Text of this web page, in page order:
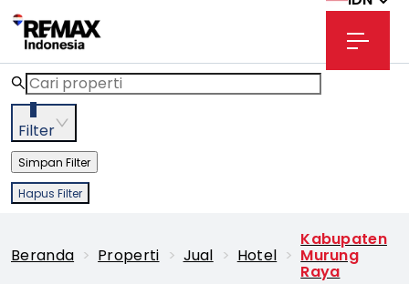
3
Filter
Simpan Filter
Hapus Filter
Beranda > Properti > Jual > Hotel >
Kabupaten
Murung
Raya